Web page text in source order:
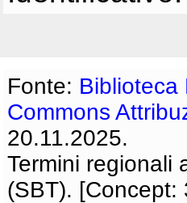
Fonte: Biblioteca
Commons
20.11.2025.
Termini regionali
(SBT). [Concept: